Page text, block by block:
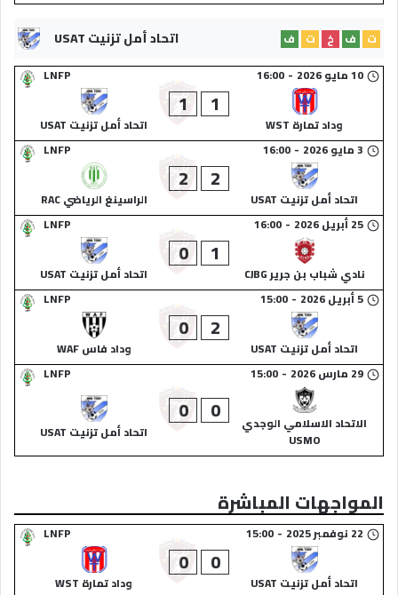
اتحاد أمل تزنيت USAT ت ف خ ت
ف
LNFP
10 مايو 2026 -
16:00
وداد تمارة WST
1
1
اتحاد أمل تزنيت USAT
LNFP
3 مايو 2026 -
16:00
اتحاد أمل تزنيت USAT
2
2
الراسينغ الرياضي RAC
LNFP
25 أبريل 2026 -
16:00
نادي شباب بن جرير CJBG
1
0
اتحاد أمل تزنيت USAT
LNFP
5 أبريل 2026 -
15:00
اتحاد أمل تزنيت USAT
2
0
وداد فاس WAF
LNFP
29 مارس 2026 -
15:00
الاتحاد الاسلامي الوجدي
USMO
0
0
اتحاد أمل تزنيت USAT
المواجهات المباشرة
LNFP 22 نوفمبر 2025 -
15:00
اتحاد أمل تزنيت USAT
0
0
وداد تمارة WST